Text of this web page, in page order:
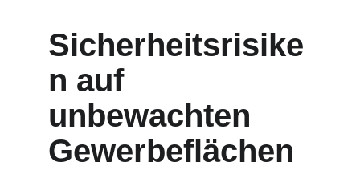
Sicherheitsrisike
n auf
unbewachten
Gewerbeflächen